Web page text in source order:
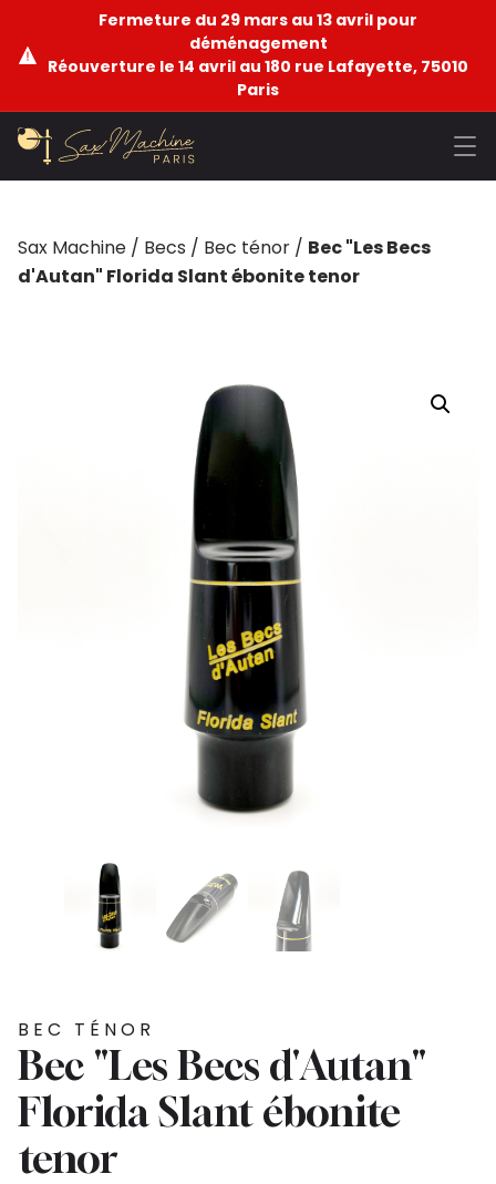
Fermeture du 29 mars au 13 avril pour
déménagement
Réouverture le 14 avril au 180 rue Lafayette, 75010
Paris
Sax Machine / Becs / Bec ténor / Bec "Les Becs
d'Autan" Florida Slant ébonite tenor
BEC TÉNOR
Bec "Les Becs d'Autan"
Florida Slant ébonite
tenor